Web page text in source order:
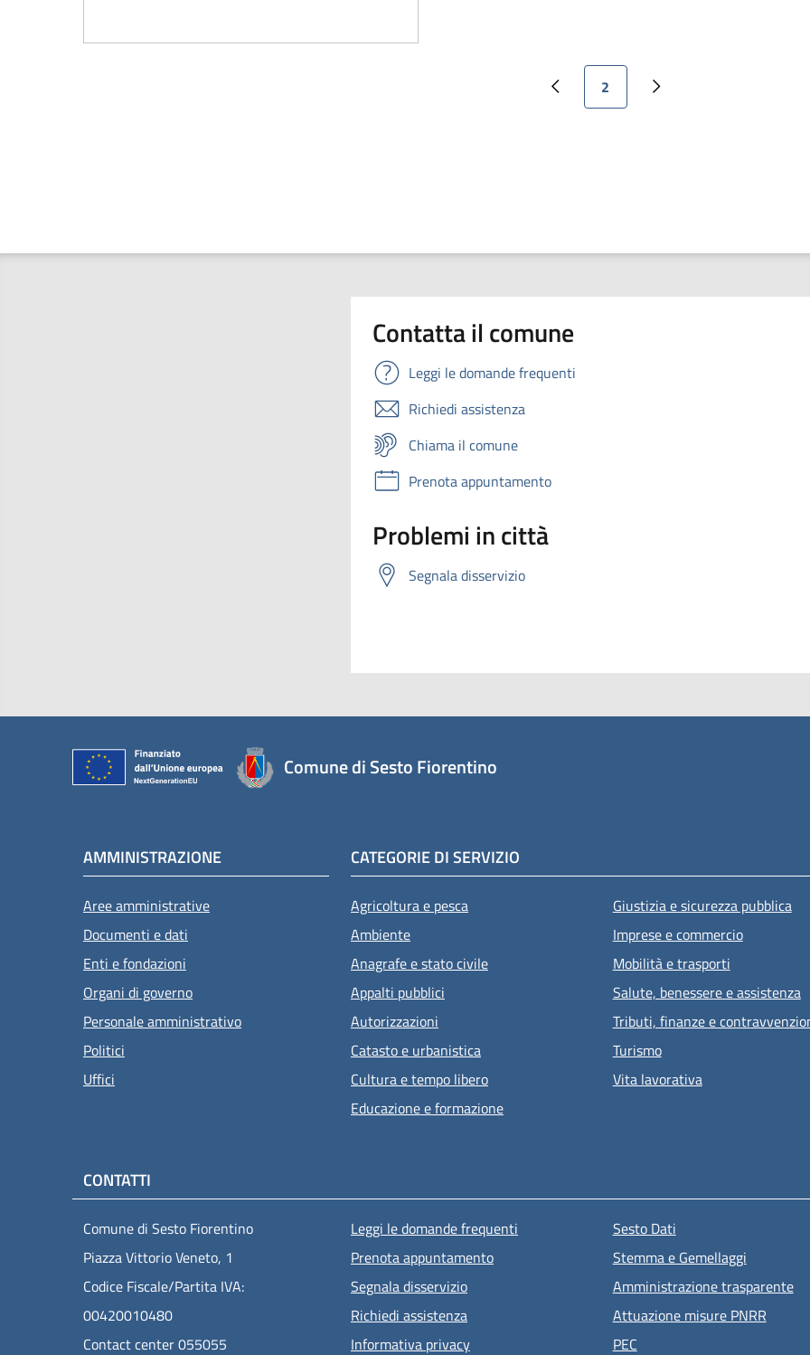
Pagina precedente
Pagina attuale
2
Pagina successiva
Contatta il comune
Leggi le domande frequenti
Richiedi assistenza
Chiama il comune
Prenota appuntamento
Problemi in città
Segnala disservizio
Comune di Sesto Fiorentino
AMMINISTRAZIONE
Aree amministrative
Documenti e dati
Enti e fondazioni
Organi di governo
Personale amministrativo
Politici
Uffici
CATEGORIE DI SERVIZIO
Agricoltura e pesca
Ambiente
Anagrafe e stato civile
Appalti pubblici
Autorizzazioni
Catasto e urbanistica
Cultura e tempo libero
Educazione e formazione
Giustizia e sicurezza pubblica
Imprese e commercio
Mobilità e trasporti
Salute, benessere e assistenza
Tributi, finanze e
Turismo
Vita lavorativa
CONTATTI
Comune di Sesto Fiorentino
Piazza Vittorio Veneto, 1
Codice Fiscale/Partita IVA:
00420010480
Contact center 055055
Menu piè di pagina
Leggi le domande frequenti
Prenota appuntamento
Segnala disservizio
Richiedi assistenza
Informativa privacy
Sesto Dati
Stemma e Gemellaggi
Amministrazione trasparente
Attuazione misure PNRR
PEC